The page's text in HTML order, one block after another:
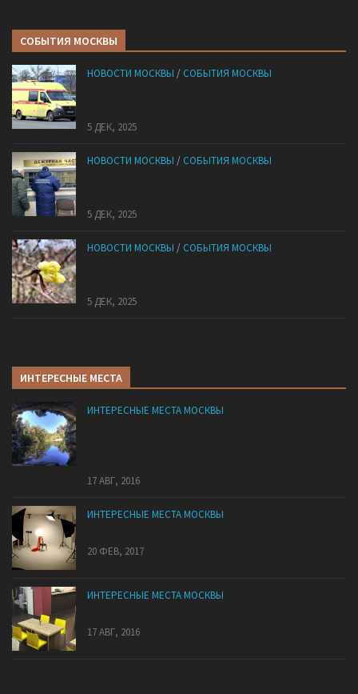
СОБЫТИЯ МОСКВЫ
НОВОСТИ МОСКВЫ / СОБЫТИЯ МОСКВЫ
5 ДЕК, 2025
НОВОСТИ МОСКВЫ / СОБЫТИЯ МОСКВЫ
5 ДЕК, 2025
НОВОСТИ МОСКВЫ / СОБЫТИЯ МОСКВЫ
5 ДЕК, 2025
ИНТЕРЕСНЫЕ МЕСТА
ИНТЕРЕСНЫЕ МЕСТА МОСКВЫ
17 АВГ, 2016
ИНТЕРЕСНЫЕ МЕСТА МОСКВЫ
20 ФЕВ, 2017
ИНТЕРЕСНЫЕ МЕСТА МОСКВЫ
17 АВГ, 2016